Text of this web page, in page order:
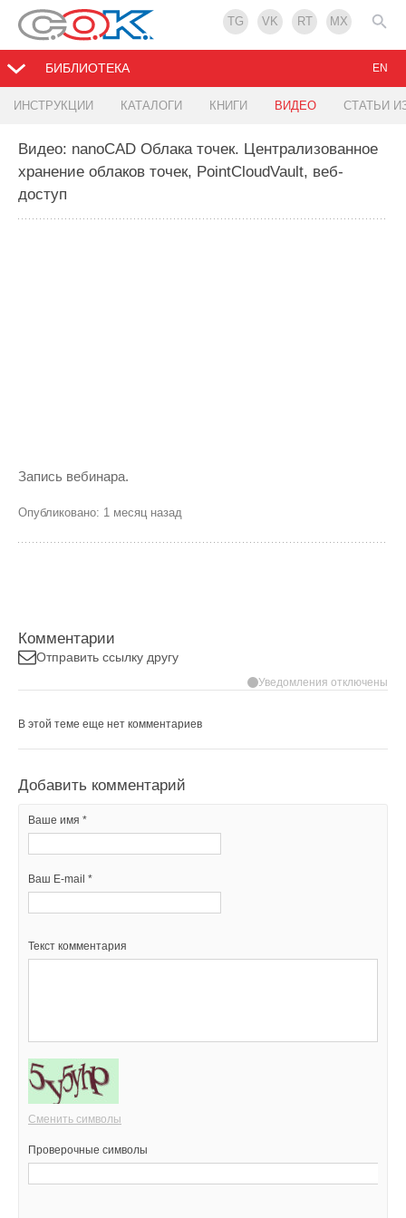
TG VK RT MX
БИБЛИОТЕКА
ИНСТРУКЦИИ КАТАЛОГИ КНИГИ ВИДЕО СТАТЬИ
EN
Видео: nanoCAD Облака точек. Централизованное
хранение облаков точек, PointCloudVault, веб-
доступ
Запись вебинара.
Опубликовано: 1 месяц назад
Комментарии
Отправить ссылку другу
Уведомления отключены
В этой теме еще нет комментариев
Добавить комментарий
Ваше имя *
Ваш E-mail *
Текст комментария
Сменить символы
Проверочные символы